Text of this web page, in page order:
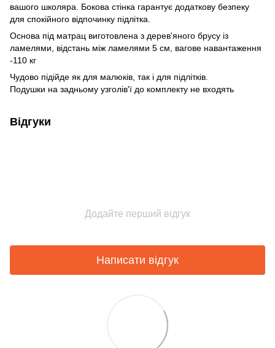
вашого школяра. Бокова стінка гарантує додаткову безпеку
для спокійного відпочинку підлітка.
Основа під матрац виготовлена з дерев'яного брусу із
ламелями, відстань між ламелями 5 см, вагове навантаження
-110 кг
Чудово підійде як для малюків, так і для підлітків.
Подушки на задньому узголів'ї до комплекту не входять
Відгуки
Додайте перший відгук
Написати відгук